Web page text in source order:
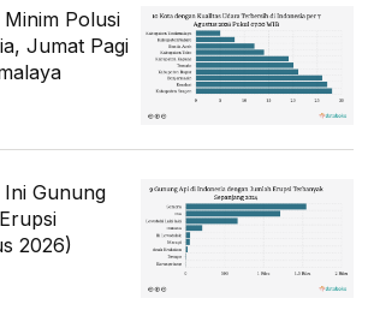
Polusi
Jumat Pagi
Ini Gunung
2026)